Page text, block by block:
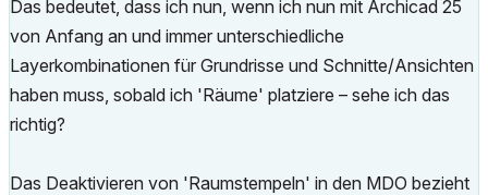
Das bedeutet, dass ich nun, wenn ich nun mit Archicad 25
von Anfang an und immer unterschiedliche
Layerkombinationen für Grundrisse und Schnitte/Ansichten
haben muss, sobald ich 'Räume' platziere – sehe ich das
richtig?
Das Deaktivieren von 'Raumstempeln' in den MDO bezieht